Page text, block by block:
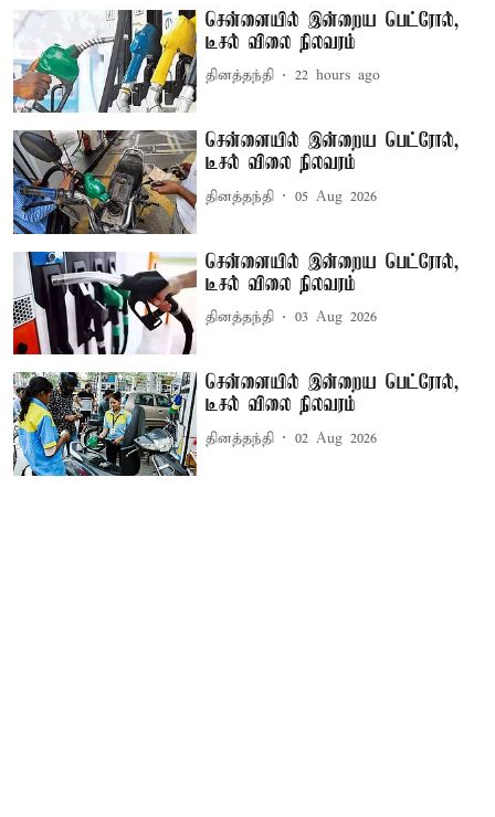
சென்னையில் இன்றைய பெட்ரோல்,
டீசல் விலை நிலவரம்
தினத்தந்தி 22 hours ago
சென்னையில் இன்றைய பெட்ரோல்,
டீசல் விலை நிலவரம்
தினத்தந்தி 05 Aug 2026
சென்னையில் இன்றைய பெட்ரோல்,
டீசல் விலை நிலவரம்
தினத்தந்தி 03 Aug 2026
சென்னையில் இன்றைய பெட்ரோல்,
டீசல் விலை நிலவரம்
தினத்தந்தி 02 Aug 2026